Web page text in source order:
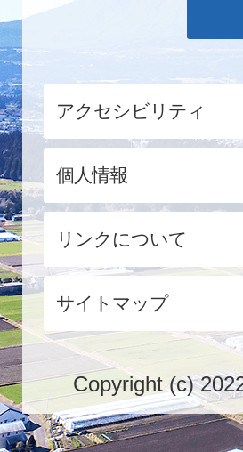
アクセシビリティ
個人情報
リンクについて
サイトマップ
Copyright (c)